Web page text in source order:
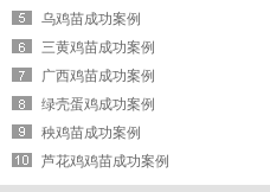
乌鸡苗成功案例
三黄鸡苗成功案例
广西鸡苗成功案例
绿壳蛋鸡成功案例
秧鸡苗成功案例
芦花鸡鸡苗成功案例